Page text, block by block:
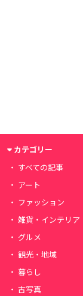
カテゴリー
すべての記事
アート
ファッション
雑貨・インテリア
グルメ
観光・地域
暮らし
古写真